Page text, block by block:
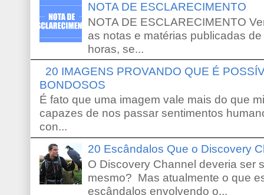
NOTA DE ESCLARECIMENTO
NOTA DE ESCLARECIMENTO
as notas e matérias publicadas
horas, se...
20 IMAGENS PROVANDO QUE É
BONDOSOS
É fato que uma imagem vale mais do que
capazes de nos passar sentimentos
con...
20 Escândalos Que o Discovery
O Discovery Channel deveria ser
mesmo? Mas atualmente o que
escândalos envolvendo o...